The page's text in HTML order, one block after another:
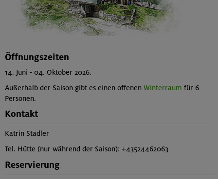
Öffnungszeiten
14. Juni - 04. Oktober 2026.
Außerhalb der Saison gibt es einen offenen Winterraum für 6
Personen.
Kontakt
Katrin Stadler
Tel. Hütte (nur während der Saison): +43524462063
Reservierung